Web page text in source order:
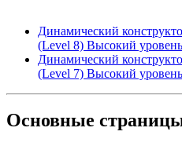
Динамический
(Level 8) Высокий
Динамический
(Level 7) Высокий
Основные